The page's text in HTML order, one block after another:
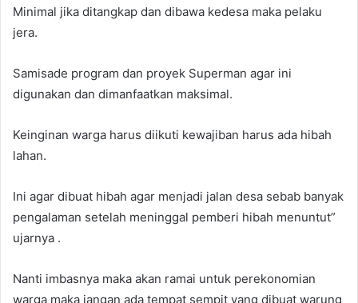
Minimal jika ditangkap dan dibawa kedesa maka pelaku
jera.
Samisade program dan proyek Superman agar ini
digunakan dan dimanfaatkan maksimal.
Keinginan warga harus diikuti kewajiban harus ada hibah
lahan.
Ini agar dibuat hibah agar menjadi jalan desa sebab banyak
pengalaman setelah meninggal pemberi hibah menuntut”
ujarnya .
Nanti imbasnya maka akan ramai untuk perekonomian
warga maka jangan ada tempat sempit yang dibuat warung